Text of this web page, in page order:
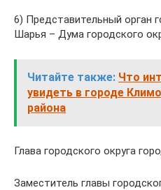
6) Представительный орган
Шарья – Дума городского
Читайте также: Что
увидеть в городе
района
Глава городского округа
Заместитель главы